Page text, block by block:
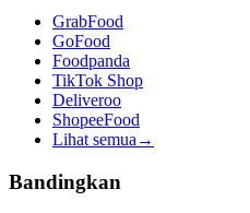
GrabFood
GoFood
Foodpanda
TikTok Shop
Deliveroo
ShopeeFood
Lihat semua →
Bandingkan